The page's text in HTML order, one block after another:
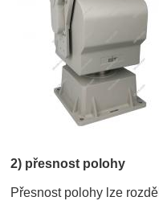
2) přesnost polohy
Přesnost polohy lze